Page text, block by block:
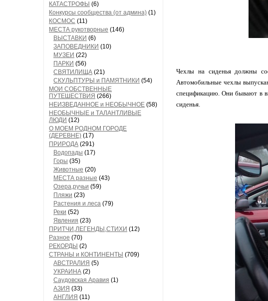
КАТАСТРОФЫ (6)
Конкурсы сообщества (от админа) (1)
КОСМОС (11)
МЕСТА рукотворные (146)
ВЫСТАВКИ (6)
ЗАПОВЕДНИКИ (10)
МУЗЕИ (22)
ПАРКИ (56)
СВЯТИЛИЩА (21)
СКУЛЬПТУРЫ и ПАМЯТНИКИ (54)
МОИ СОБСТВЕННЫЕ
ПУТЕШЕСТВИЯ (266)
НЕИЗВЕДАННОЕ и НЕОБЫЧНОЕ (58)
НЕОБЫЧНЫЕ и ТАЛАНТЛИВЫЕ
ЛЮДИ (12)
О МОЕМ РОДНОМ ГОРОДЕ
(ДЕРЕВНЕ) (17)
ПРИРОДА (291)
Водопады (17)
Горы (35)
Животные (20)
МЕСТА разные (43)
Озера,ручьи (59)
Пляжи (23)
Растения и леса (79)
Реки (52)
Явления (23)
ПРИТЧИ,ЛЕГЕНДЫ,СТИХИ (12)
Разное (70)
РЕКОРДЫ (2)
СТРАНЫ и КОНТИНЕНТЫ (709)
АВСТРАЛИЯ (5)
УКРАИНА (2)
Саудовская Аравия (1)
АЗИЯ (33)
АНГЛИЯ (11)
Чехлы на сиденья должны
Автомобильные чехлы
спецификацию. Они бывают в
сиденья.